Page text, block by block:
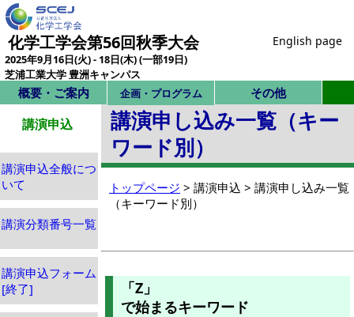
化学工学会第56回秋季大会
2025年9月16日(火) - 18日(木) (一部19日)
芝浦工業大学 豊洲キャンパス
English page
概要・ご案内 企画・プログラム その他
講演申込
講演申込全般につ
いて
講演分類番号一覧
講演申込フォーム
[終了]
講演申し込み一覧（キー
ワード別）
トップページ > 講演申込 > 講演申し込み一覧
（キーワード別）
「Z」
で始まるキーワード